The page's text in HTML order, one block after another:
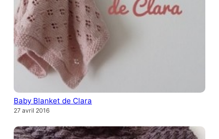
Baby Blanket de Clara
27 avril 2016